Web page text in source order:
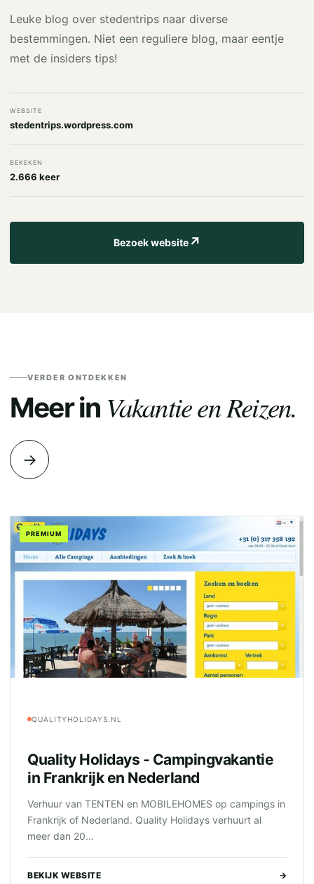
Leuke blog over stedentrips naar diverse
bestemmingen. Niet een reguliere blog, maar eentje
met de insiders tips!
WEBSITE
stedentrips.wordpress.com
BEKEKEN
2.666 keer
Bezoek website↗
VERDER ONTDEKKEN
Meer in Vakantie en Reizen.
→
PREMIUM
QUALITYHOLIDAYS.NL
Quality Holidays - Campingvakantie
in Frankrijk en Nederland
Verhuur van TENTEN en MOBILEHOMES op campings in
Frankrijk of Nederland. Quality Holidays verhuurt al
meer dan 20...
BEKIJK WEBSITE →